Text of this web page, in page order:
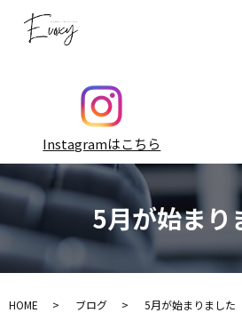
Instagramはこちら
5月が始まり
HOME ブログ 5月が始まりました